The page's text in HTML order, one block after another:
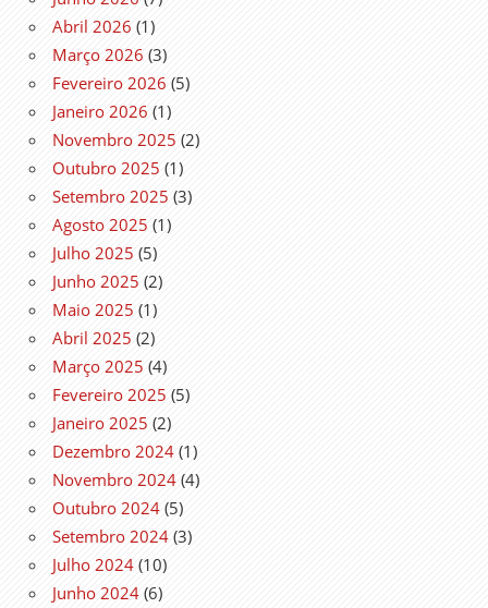
Abril 2026 (1)
Março 2026 (3)
Fevereiro 2026 (5)
Janeiro 2026 (1)
Novembro 2025 (2)
Outubro 2025 (1)
Setembro 2025 (3)
Agosto 2025 (1)
Julho 2025 (5)
Junho 2025 (2)
Maio 2025 (1)
Abril 2025 (2)
Março 2025 (4)
Fevereiro 2025 (5)
Janeiro 2025 (2)
Dezembro 2024 (1)
Novembro 2024 (4)
Outubro 2024 (5)
Setembro 2024 (3)
Julho 2024 (10)
Junho 2024 (6)